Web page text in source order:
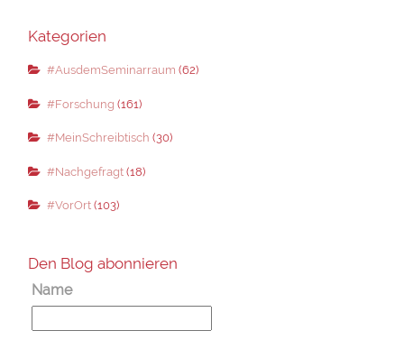
Kategorien
#AusdemSeminarraum (62)
#Forschung (161)
#MeinSchreibtisch (30)
#Nachgefragt(18)
#VorOrt(103)
Den Blog abonnieren
Name